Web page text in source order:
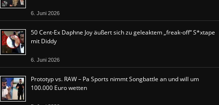
6. Juni 2026
50 Cent-Ex Daphne Joy äußert sich zu geleaktem „freak-off“ S*xtape
mit Diddy
6. Juni 2026
Prototyp vs. RAW – Pa Sports nimmt Songbattle an und will um
100.000 Euro wetten